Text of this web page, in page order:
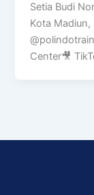
Setia Budi
Kota
Center🎥